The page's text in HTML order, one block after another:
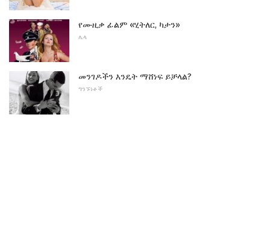
የሙዚቃ ፊልም «ሂትለር, ካታን»
ሌላ
መንገዶችን እንዴት ማሸነፍ ይቻላል?
ግንኙነቶች